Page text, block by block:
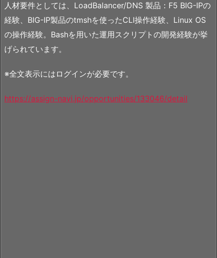
人材要件としては、LoadBalancer/DNS 製品：F5 BIG-IPの
経験、BIG-IP製品のtmshを使ったCLI操作経験、Linux OS
の操作経験。Bashを用いた運用スクリプトの開発経験が挙
げられています。
※全文表示にはログインが必要です。
https://assign-navi.jp/opportunities/133046/detail